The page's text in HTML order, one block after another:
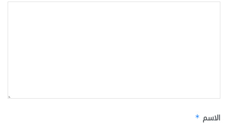
الاسم *